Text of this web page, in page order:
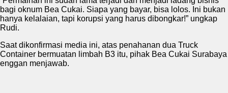
bagi oknum Bea Cukai. Siapa yang bayar, bisa lolos. Ini bukan
hanya kelalaian, tapi korupsi yang harus dibongkar!” ungkap
Rudi.
Saat dikonfirmasi media ini, atas penahanan dua Truck
Container bermuatan limbah B3 itu, pihak Bea Cukai Surabaya
enggan menjawab.